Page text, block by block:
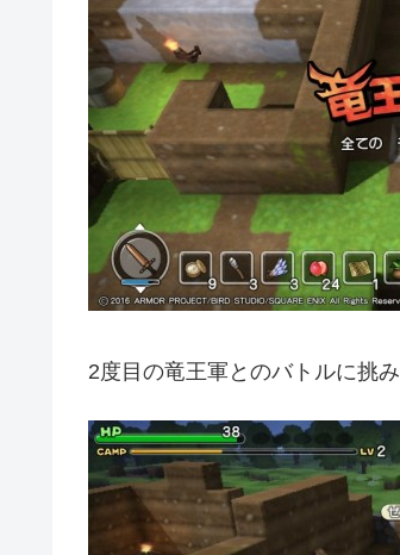
2度目の竜王軍とのバトルに挑み